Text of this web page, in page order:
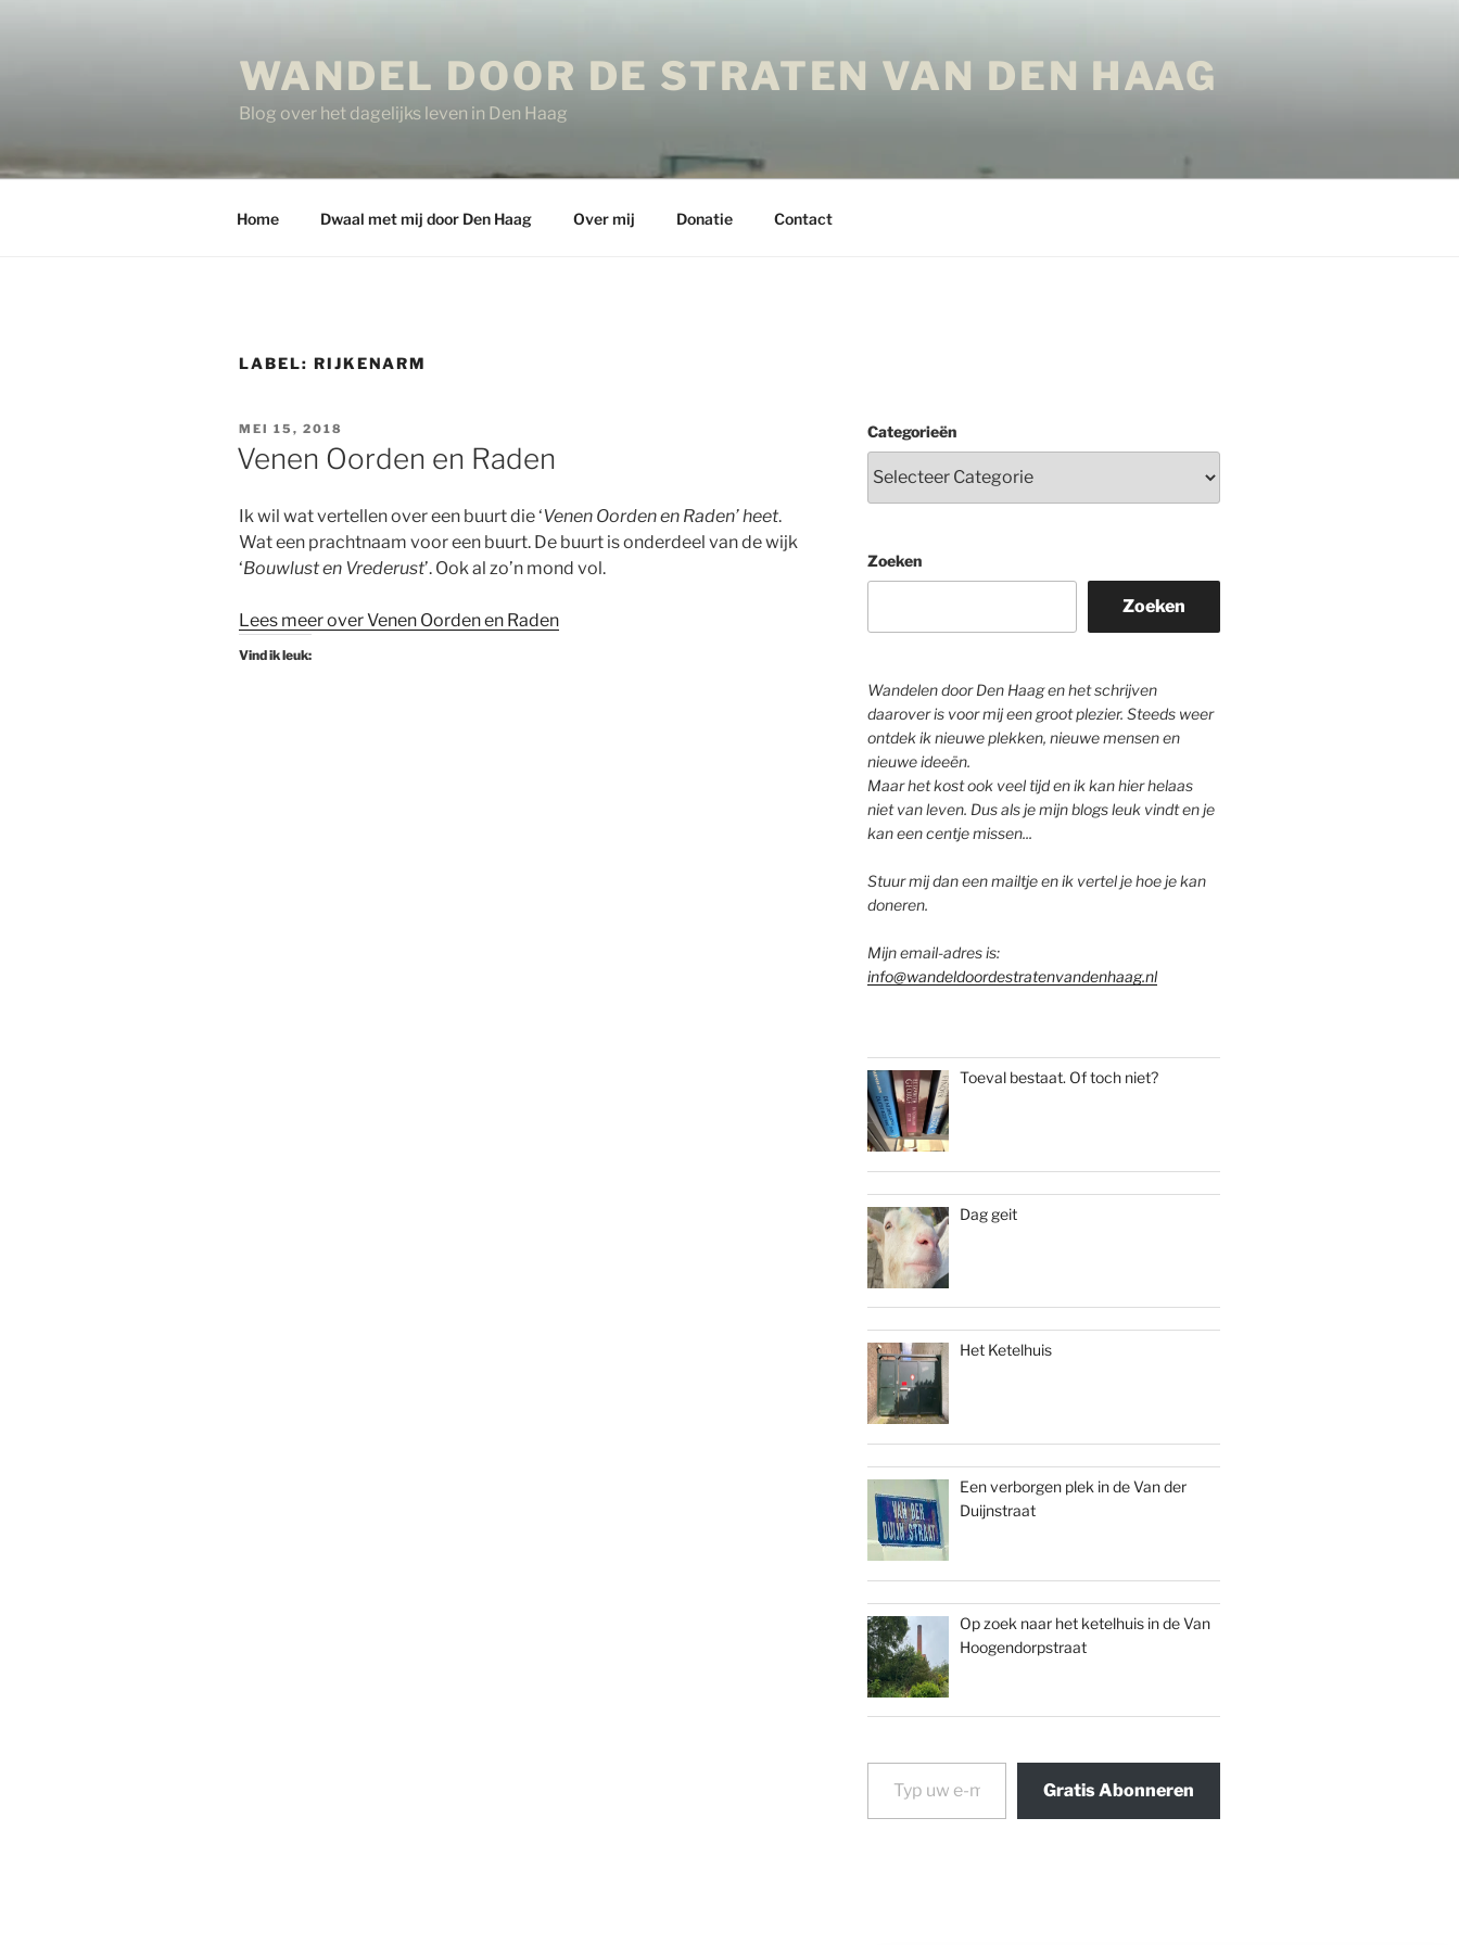
WANDEL DOOR DE STRATEN VAN DEN HAAG
Blog over het dagelijks leven in Den Haag
Home Dwaal met mij door Den Haag Over mij Donatie Contact
LABEL: RIJKENARM
GEPLAATST
OP
MEI 15, 2018
Venen Oorden en Raden
Ik wil wat vertellen over een buurt die ‘Venen Oorden en Raden’ heet.
Wat een prachtnaam voor een buurt. De buurt is onderdeel van de wijk
‘Bouwlust en Vrederust’. Ook al zo’n mond vol.
Lees meer over Venen Oorden en Raden
Vind ik leuk:
Categorieën
Zoeken
Zoeken
Wandelen door Den Haag en het schrijven
daarover is voor mij een groot plezier. Steeds weer
ontdek ik nieuwe plekken, nieuwe mensen en
nieuwe ideeën.
Maar het kost ook veel tijd en ik kan hier helaas
niet van leven. Dus als je mijn blogs leuk vindt en je
kan een centje missen...
Stuur mij dan een mailtje en ik vertel je hoe je kan
doneren.
Mijn email-adres is:
info@wandeldoordestratenvandenhaag.nl
Toeval bestaat. Of toch niet?
Dag geit
Het Ketelhuis
Een verborgen plek in de Van der
Duijnstraat
Op zoek naar het ketelhuis in de Van
Hoogendorpstraat
Typ uw e-mail...
Gratis Abonneren